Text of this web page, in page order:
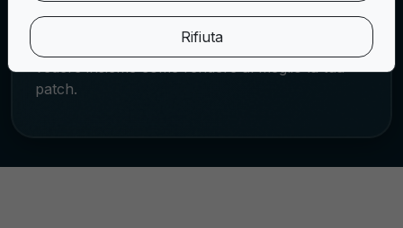
esprimere al meglio il tuo stile, fai un
o contatta la nostra assistenza per
vedere insieme come rendere al meglio la tua
patch.
Rifiuta